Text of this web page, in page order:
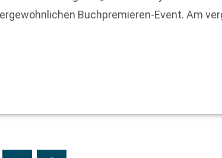
Buchpremieren-Event. Am